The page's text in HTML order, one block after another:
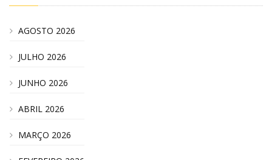
AGOSTO 2026
JULHO 2026
JUNHO 2026
ABRIL 2026
MARÇO 2026